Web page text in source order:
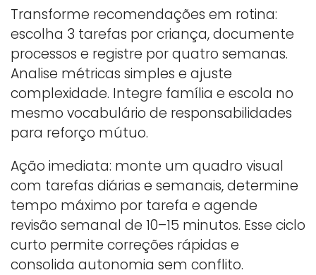
Transforme recomendações em rotina:
escolha 3 tarefas por criança, documente
processos e registre por quatro semanas.
Analise métricas simples e ajuste
complexidade. Integre família e escola no
mesmo vocabulário de responsabilidades
para reforço mútuo.
Ação imediata: monte um quadro visual
com tarefas diárias e semanais, determine
tempo máximo por tarefa e agende
revisão semanal de 10–15 minutos. Esse ciclo
curto permite correções rápidas e
consolida autonomia sem conflito.